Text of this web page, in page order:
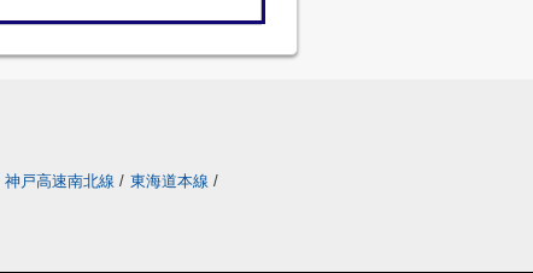
神戸高速南北線 / 東海道本線 /